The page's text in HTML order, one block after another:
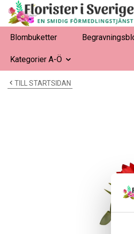
Blombuketter
Kategorier A-Ö
TILL STARTSIDAN